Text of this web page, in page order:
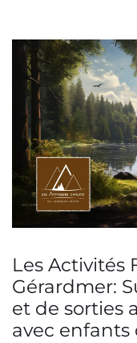
Les Activités
Gérardmer:
et de sorties
avec enfants